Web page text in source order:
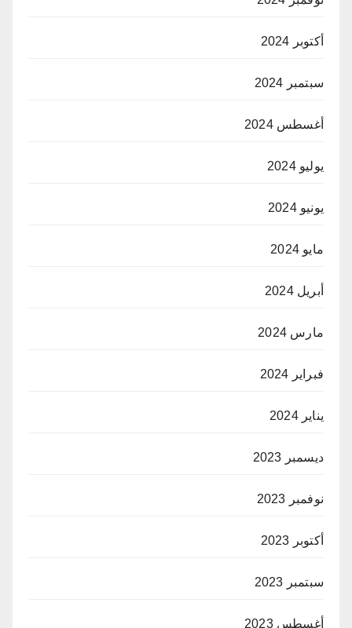
أكتوبر 2024
سبتمبر 2024
أغسطس 2024
يوليو 2024
يونيو 2024
مايو 2024
أبريل 2024
مارس 2024
فبراير 2024
يناير 2024
ديسمبر 2023
نوفمبر 2023
أكتوبر 2023
سبتمبر 2023
أغسطس 2023